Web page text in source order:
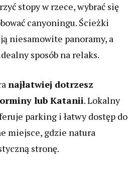
stopy w rzece, wybrać się
canyoningu. Ścieżki
niesamowite panoramy, a
sposób na relaks.
najłatwiej dotrzesz
lub Katanii. Lokalny
parking i łatwy dostęp do
miejsce, gdzie natura
stronę.